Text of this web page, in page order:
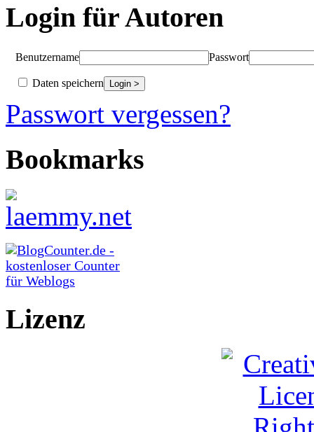
Login für Autoren
Benutzername Passwort
Daten speichern
Passwort vergessen?
Bookmarks
Lizenz